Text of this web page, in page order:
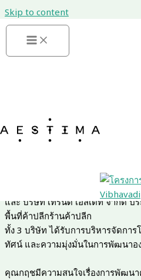
Skip to content
COMPANY
BACKGROUND
บริษัท AESTIMA ASSET
(ในนามบริษัทพรหมวิวัฒน์ จำกัด บริ
ทางด่วนระดับแนวหน้าของเมืองไทย)
บริษัท เอสติม่า แอทเสท จำกัด ประ
บริษัท สุทธิ จำกัด ประกอบธุรกิจประ
และ บริษัท เทรนด์ เอสเตท จำกัด ป
พื้นที่ค้าปลีกร้านค้าปลีก
ทั้ง 3 บริษัท ได้รับการบริหารจัดกา
ทัศน์ และความมุ่งมั่นในการพัฒนาอ
คุณกฤชมีความสนใจเรื่องการพัฒน